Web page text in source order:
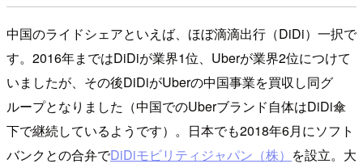
中国のライドシェアといえば、ほぼ滴滴出行（DiDi）一択で
す。2016年まではDiDiが業界1位、Uberが業界2位につけて
いましたが、その後DiDiがUberの中国事業を買収し同グ
ループとなりました（中国でのUberブランド自体はDiDi傘
下で継続しているようです）。日本でも2018年6月にソフト
バンクとの合弁でDiDiモビリティジャパン（株） を設立。大